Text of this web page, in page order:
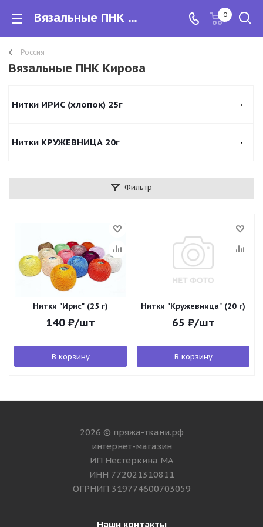
Вязальные ПНК Кирова 0
Россия
Вязальные ПНК Кирова
Нитки ИРИС (хлопок) 25г
Нитки КРУЖЕВНИЦА 20г
Фильтр
Нитки "Ирис" (25 г)
140 ₽/шт
В корзину
Нитки "Кружевница" (20 г)
65 ₽/шт
В корзину
2026 © пряжа-ткани.рф
интернет-магазин
ИП Нестёркина МА
ИНН 772021310811
ОГРНИП 319774600703059
Наши контакты